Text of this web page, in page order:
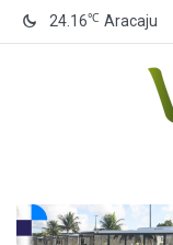
24.16℃ Aracaju